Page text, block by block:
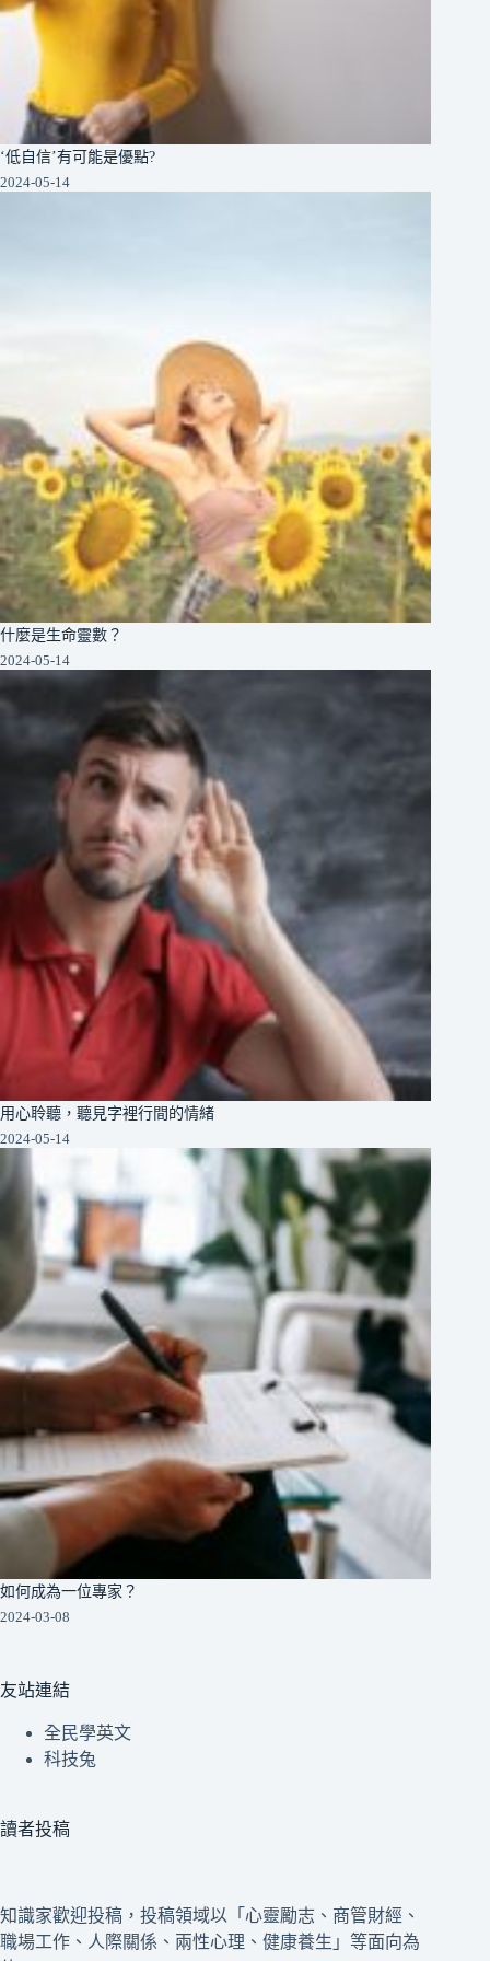
‘低自信’有可能是優點?
2024-05-14
什麼是生命靈數？
2024-05-14
用心聆聽，聽見字裡行間的情緒
2024-05-14
如何成為一位專家？
2024-03-08
友站連結
全民學英文
科技兔
讀者投稿
知識家歡迎投稿，投稿領域以「心靈勵志、商管財經、
職場工作、人際關係、兩性心理、健康養生」等面向為